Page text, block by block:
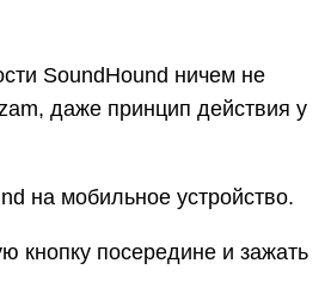
SoundHound ничем не
даже принцип действия у
на мобильное устройство.
кнопку посередине и зажать